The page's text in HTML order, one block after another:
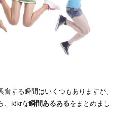
奮する瞬間はいくつもありますが、
、ktkrな瞬間あるあるをまとめまし